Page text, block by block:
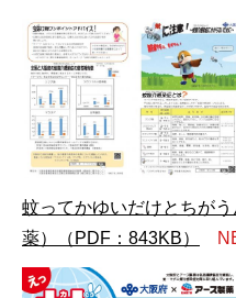
蚊ってかゆいだけとちが
薬）（PDF：843KB）